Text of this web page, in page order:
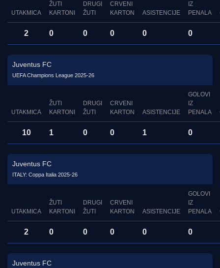
UTAKMICA
ŽUTI
KARTONI
DRUGI
ŽUTI
CRVENI
KARTON
ASISTENCIJE
IZ
PENALA
2 0 0 0 0 0
Juventus FC
UEFA Champions League 2025-26
UTAKMICA
ŽUTI
KARTONI
DRUGI
ŽUTI
CRVENI
KARTON
ASISTENCIJE
GOLOVI
IZ
PENALA
10 1 0 0 1 0
Juventus FC
ITALY: Coppa Italia 2025-26
UTAKMICA
ŽUTI
KARTONI
DRUGI
ŽUTI
CRVENI
KARTON
ASISTENCIJE
GOLOVI
IZ
PENALA
2 0 0 0 0 0
Juventus FC